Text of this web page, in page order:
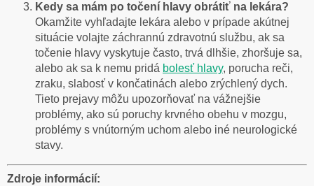
Kedy sa mám po točení hlavy obrátiť na lekára?
Okamžite vyhľadajte lekára alebo v prípade akútnej
situácie volajte záchrannú zdravotnú službu, ak sa
točenie hlavy vyskytuje často, trvá dlhšie, zhoršuje sa,
alebo ak sa k nemu pridá bolesť hlavy, porucha reči,
zraku, slabosť v končatinách alebo zrýchlený dych.
Tieto prejavy môžu upozorňovať na vážnejšie
problémy, ako sú poruchy krvného obehu v mozgu,
problémy s vnútorným uchom alebo iné neurologické
stavy.
Zdroje informácií: